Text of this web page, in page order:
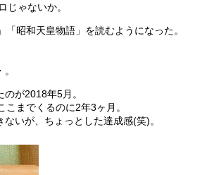
じゃないか。
昭和天皇物語」を読むようになった。
が2018年5月。
までくるのに2年3ヶ月。
いが、ちょっとした達成感(笑)。